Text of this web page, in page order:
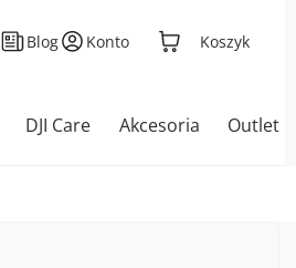
Blog Konto Koszyk
DJI Care Akcesoria Outlet